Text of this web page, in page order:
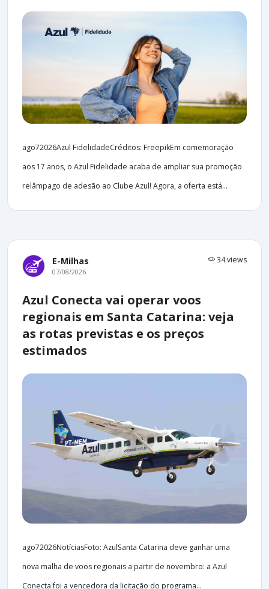
ago72026Azul FidelidadeCréditos: FreepikEm comemoração
aos 17 anos, o Azul Fidelidade acaba de ampliar sua promoção
relâmpago de adesão ao Clube Azul! Agora, a oferta está...
E-Milhas 34 views
07/08/2026
Azul Conecta vai operar voos
regionais em Santa Catarina: veja
as rotas previstas e os preços
estimados
ago72026NotíciasFoto: AzulSanta Catarina deve ganhar uma
nova malha de voos regionais a partir de novembro: a Azul
Conecta foi a vencedora da licitação do programa...